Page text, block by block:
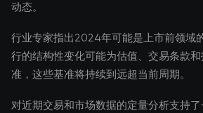
动态。
行业专家指出2024年可能是上市前领域
行的结构性变化可能为估值、交易条款
准，这些基准将持续到远超当前周期。
对近期交易和市场数据的定量分析支持